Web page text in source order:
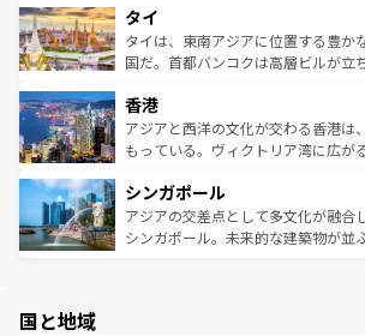
リティに包まれながら、韓国の多彩
わってみてほしい。 なお、
覧を参照してほしい。
急速な発展と共に伝統が息づく。ハ
ーチミン市のフランス統治時代の建
醸し出している。また、バラエティ
とつ。フォーやバインミー、ベトナ
ひ現地で味わいたい。どの地域を訪
が旅行者を迎えてくれるので、きっ
参照してほしい。
タイ
タイは、東南アジアに位置する豊か
国だ。首都バンコクは高層ビルが立
の活気が交差している。北部ではチ
帯で自然と触れ合い、南部ではプー
いビーチでリゾート気分を楽しむこ
激する。気候は一年中温暖で、どの
が待っている。親しみやすいタイの
た文化、そして多様な観光資源が、
香港
アジアと西洋の文化が交わる香港は
もっている。ヴィクトリア湾に広が
み、どこを訪れても感動するはず。
ており、効率よく見どころを回れる
うな絶景から文化的な体験まで、香
シンガポール
アジアの交差点として多文化が融合
シンガポール。未来的な建築物が並
国と地域